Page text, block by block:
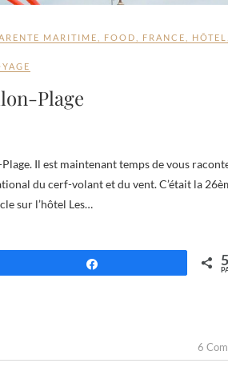
MARITIME FOOD FRANCE HÔTEL
Plage
du cerf-volant et du vent. C’était la
sur l’hôtel Les…
6